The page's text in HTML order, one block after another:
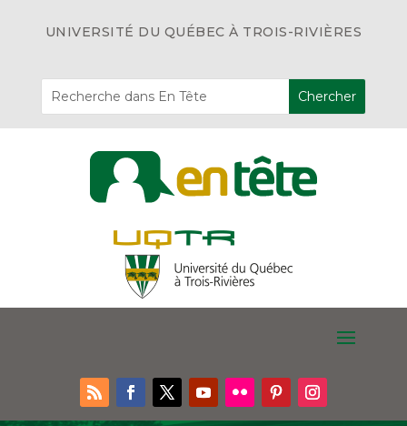
UNIVERSITÉ DU QUÉBEC À TROIS-RIVIÈRES